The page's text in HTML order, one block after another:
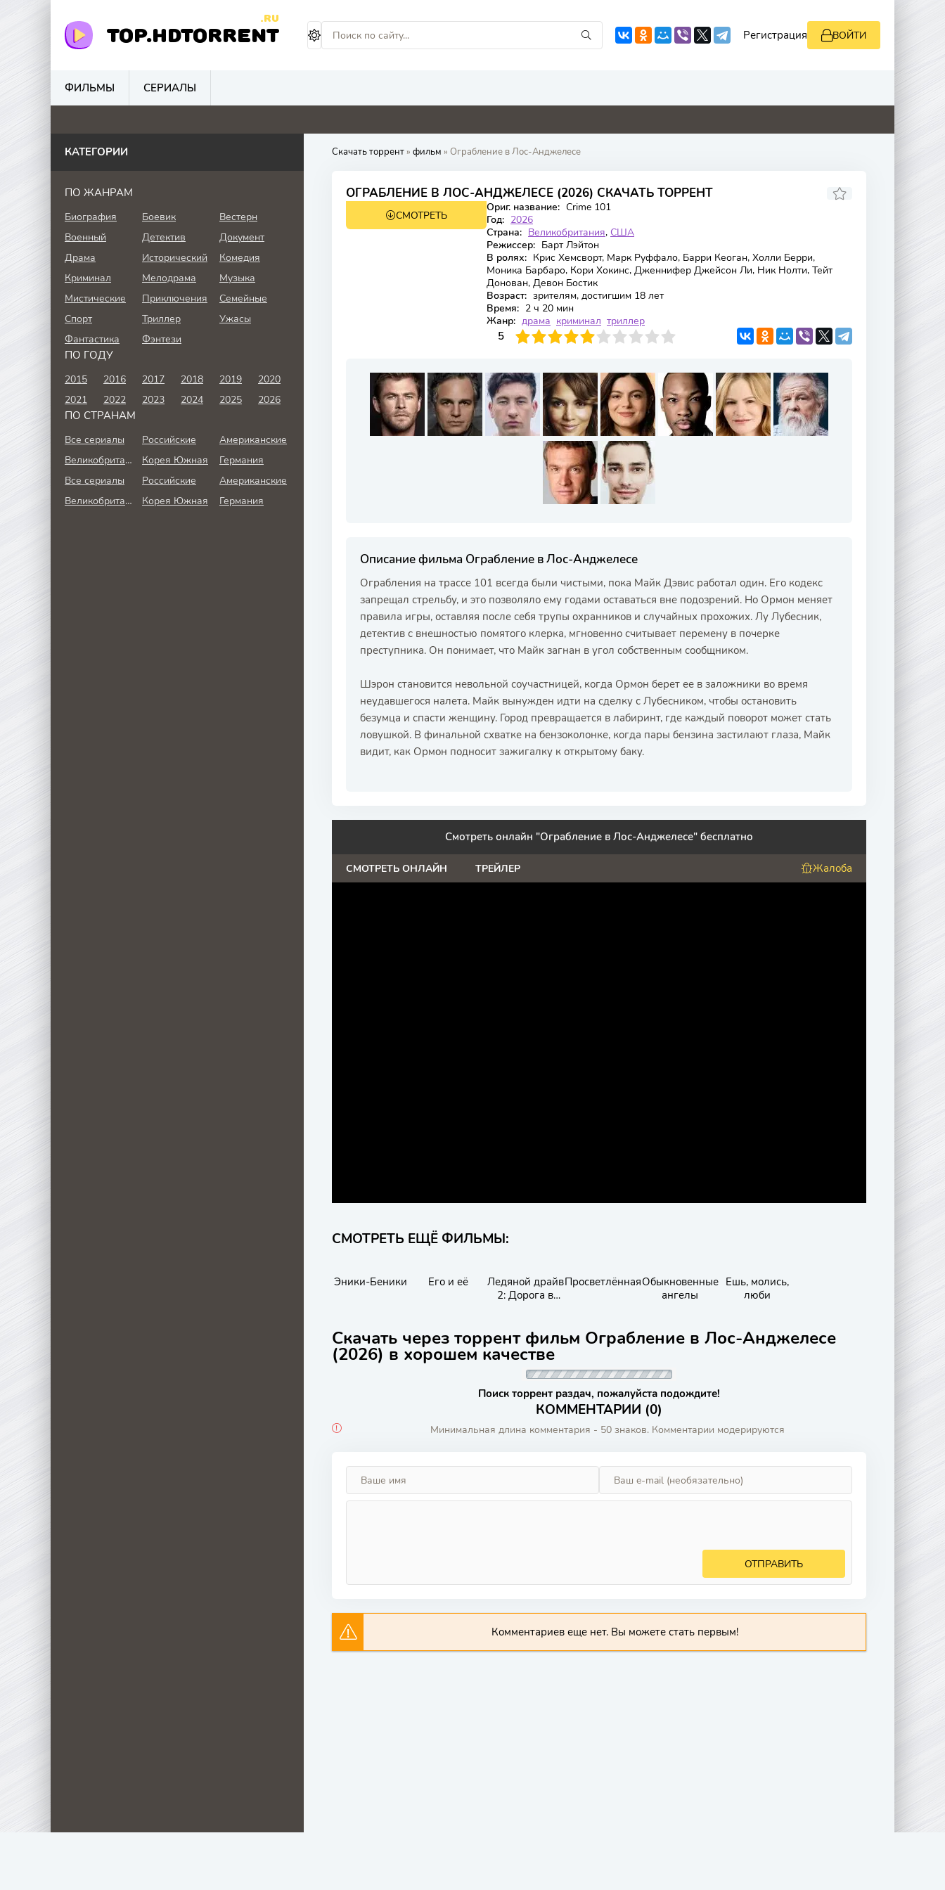
TOP.HDTORRENT
.RU
Регистрация ВОЙТИ
ФИЛЬМЫ СЕРИАЛЫ
3 0 0 4.8 0 0 0 0 2.2 0 0
Скачать торрент» фильм » Ограбление в Лос-Анджелесе
ОГРАБЛЕНИЕ В ЛОС-АНДЖЕЛЕСЕ (2026) СКАЧАТЬ ТОРРЕНТ
6.74
СМОТРЕТЬ
Ориг. название: Crime 101
Год: 2026
Страна: Великобритания, США
Режиссер: Барт Лэйтон
В ролях: Крис Хемсворт, Марк Руффало, Барри Кеоган, Холли Берри,
Моника Барбаро, Кори Хокинс, Дженнифер Джейсон Ли, Ник Нолти, Тейт
Донован, Девон Бостик
Возраст: зрителям, достигшим 18 лет
Время: 2 ч 20 мин
Жанр: драма криминал триллер
5
4 6 7 8 9 10
Описание фильма Ограбление в Лос-Анджелесе
Ограбления на трассе 101 всегда были чистыми, пока Майк Дэвис работал один. Его кодекс
запрещал стрельбу, и это позволяло ему годами оставаться вне подозрений. Но Ормон меняет
правила игры, оставляя после себя трупы охранников и случайных прохожих. Лу Лубесник,
детектив с внешностью помятого клерка, мгновенно считывает перемену в почерке
преступника. Он понимает, что Майк загнан в угол собственным сообщником.
Шэрон становится невольной соучастницей, когда Ормон берет ее в заложники во время
неудавшегося налета. Майк вынужден идти на сделку с Лубесником, чтобы остановить
безумца и спасти женщину. Город превращается в лабиринт, где каждый поворот может стать
ловушкой. В финальной схватке на бензоколонке, когда пары бензина застилают глаза, Майк
видит, как Ормон подносит зажигалку к открытому баку.
Смотреть онлайн "Ограбление в Лос-Анджелесе" бесплатно
СМОТРЕТЬ ОНЛАЙН ТРЕЙЛЕР Жалоба
СМОТРЕТЬ ЕЩЁ ФИЛЬМЫ:
Эники-Беники Его и её
Ледяной драйв
2: Дорога в
ПросветлённаяОбыкновенные
ангелы
Ешь, молись,
люби
Скачать через торрент фильм Ограбление в Лос-Анджелесе
(2026) в хорошем качестве
Поиск торрент раздач, пожалуйста подождите!
КОММЕНТАРИИ (0)
Минимальная длина комментария - 50 знаков. Комментарии модерируются
ОТПРАВИТЬ
Комментариев еще нет. Вы можете стать первым!
КАТЕГОРИИ
ПО ЖАНРАМ
Биография Боевик
Вестерн
Военный
Детектив
Документ
Драма
Исторический
Комедия
Криминал
Мелодрама
Музыка
Мистические
Приключения
Семейные
Спорт
Триллер
Ужасы
Фантастика
Фэнтези
ПО ГОДУ
2015 2016 2017 2018 2019
2020
2021
2022 2023 2024 2025 2026
ПО СТРАНАМ
Все сериалы Российские
Американские
Великобритания
Корея Южная
Германия
Все сериалы
Российские
Американские
Великобритания
Корея Южная Германия